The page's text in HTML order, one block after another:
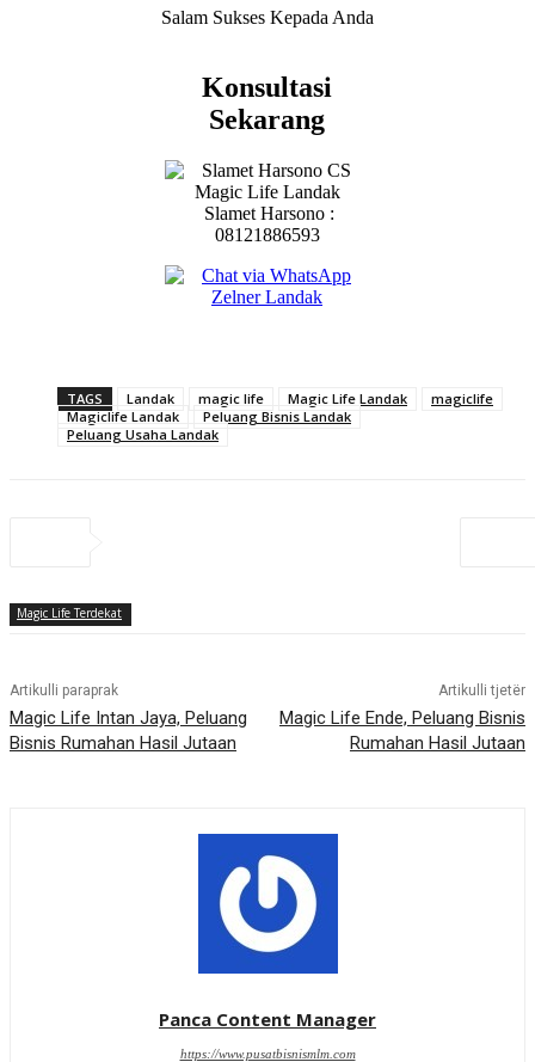
Salam Sukses Kepada Anda
Konsultasi
Sekarang
Slamet Harsono :
08121886593
TAGS Landak magic life Magic Life Landak
magiclife
Magiclife Landak
Peluang Bisnis Landak
Peluang Usaha Landak
Magic Life Terdekat
Artikulli paraprak
Magic Life Intan Jaya, Peluang
Bisnis Rumahan Hasil Jutaan
Artikulli tjetër
Magic Life Ende, Peluang Bisnis
Rumahan Hasil Jutaan
Panca Content Manager
https://www.pusatbisnismlm.com